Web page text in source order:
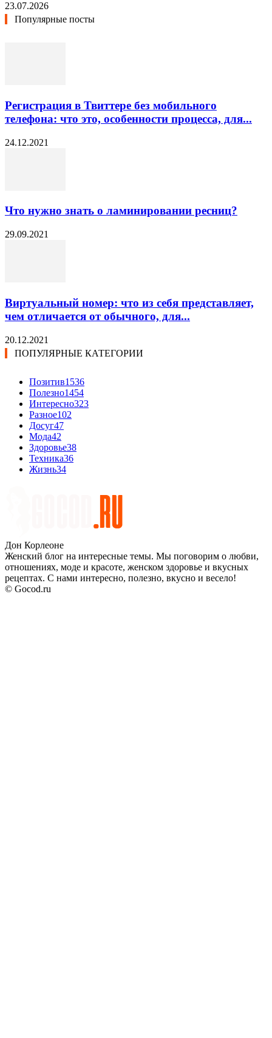
23.07.2026
Популярные посты
Регистрация в Твиттере без мобильного
телефона: что это, особенности процесса, для...
24.12.2021
Что нужно знать о ламинировании ресниц?
29.09.2021
Виртуальный номер: что из себя представляет,
чем отличается от обычного, для...
20.12.2021
ПОПУЛЯРНЫЕ КАТЕГОРИИ
Позитив1536
Полезно1454
Интересно323
Разное102
Досуг47
Мода42
Здоровье38
Техника36
Жизнь34
Дон Корлеоне
Женский блог на интересные темы. Мы поговорим о любви,
отношениях, моде и красоте, женском здоровье и вкусных
рецептах. С нами интересно, полезно, вкусно и весело!
© Gocod.ru